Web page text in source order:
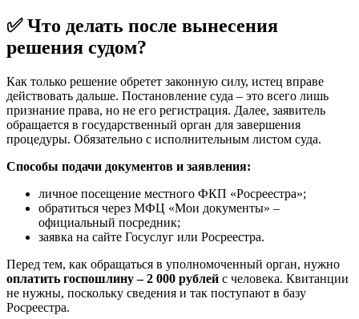
✅ Что делать после вынесения
решения судом?
Как только решение обретет законную силу, истец вправе
действовать дальше. Постановление суда – это всего лишь
признание права, но не его регистрация. Далее, заявитель
обращается в государственный орган для завершения
процедуры. Обязательно с исполнительным листом суда.
Способы подачи документов и заявления:
личное посещение местного ФКП «Росреестра»;
обратиться через МФЦ «Мои документы» –
официальный посредник;
заявка на сайте Госуслуг или Росреестра.
Перед тем, как обращаться в уполномоченный орган, нужно
оплатить госпошлину – 2 000 рублей с человека. Квитанции
не нужны, поскольку сведения и так поступают в базу
Росреестра.